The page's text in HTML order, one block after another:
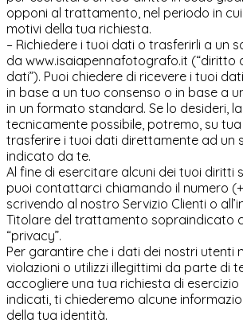
opponi al trattamento, nel periodo in
motivi della tua richiesta.
– Richiedere i tuoi dati o trasferirli a un
da www.isaiapennafotografo.it (“diritto
dati”). Puoi chiedere di ricevere i tuoi
in base a un tuo consenso o in base a
in un formato standard. Se lo desideri,
tecnicamente possibile, potremo, su
trasferire i tuoi dati direttamente ad un
indicato da te.
Al fine di esercitare alcuni dei tuoi diritti
puoi contattarci chiamando il numero
scrivendo al nostro Servizio Clienti o
Titolare del trattamento sopraindicato
“privacy”.
Per garantire che i dati dei nostri utenti
violazioni o utilizzi illegittimi da parte di
accogliere una tua richiesta di esercizio
indicati, ti chiederemo alcune
della tua identità.